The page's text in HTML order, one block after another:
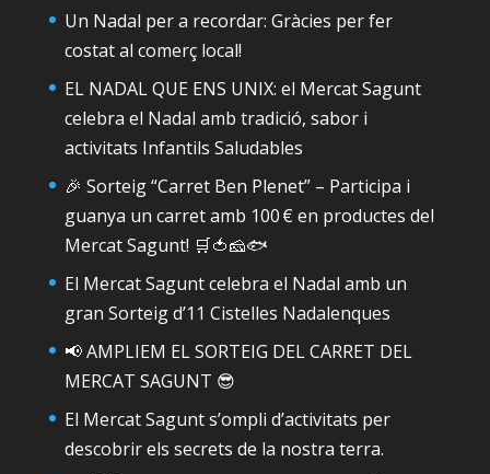
Un Nadal per a recordar: Gràcies per fer
costat al comerç local!
EL NADAL QUE ENS UNIX: el Mercat Sagunt
celebra el Nadal amb tradició, sabor i
activitats Infantils Saludables
🎉 Sorteig “Carret Ben Plenet” – Participa i
guanya un carret amb 100 € en productes del
Mercat Sagunt! 🛒🍅🧀🐟
El Mercat Sagunt celebra el Nadal amb un
gran Sorteig d’11 Cistelles Nadalenques
📢 AMPLIEM EL SORTEIG DEL CARRET DEL
MERCAT SAGUNT 😎
El Mercat Sagunt s’ompli d’activitats per
descobrir els secrets de la nostra terra.